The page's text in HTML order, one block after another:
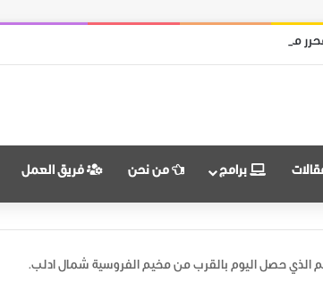
من قوات النظام وميليشياته
برامج من نحن فريق العمل
الذي حصل اليوم بالقرب من مخيم الفروسية شمال ادلب.